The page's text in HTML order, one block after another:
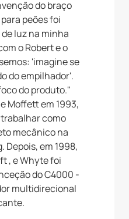
do braço
peões foi
luz na minha
o Robert e o
'imagine se
do empilhador'.
do produto."
Moffett em 1993,
como
mecânico na
Depois, em 1998,
, e Whyte foi
do C4000 -
multidirecional